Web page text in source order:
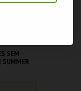
SEM
SUMMER